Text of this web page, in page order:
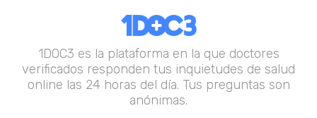
1DOC3 es la plataforma en la que doctores
verificados responden tus inquietudes de salud
online las 24 horas del día. Tus preguntas son
anónimas.